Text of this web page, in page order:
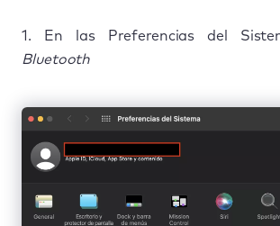
1. En las Preferencias del
Bluetooth